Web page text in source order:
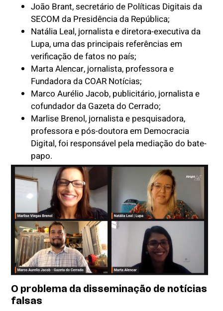
João Brant, secretário de Políticas Digitais da
SECOM da Presidência da República;
Natália Leal, jornalista e diretora-executiva da
Lupa, uma das principais referências em
verificação de fatos no país;
Marta Alencar, jornalista, professora e
Fundadora da COAR Notícias;
Marco Aurélio Jacob, publicitário, jornalista e
cofundador da Gazeta do Cerrado;
Marlise Brenol, jornalista e pesquisadora,
professora e pós-doutora em Democracia
Digital, foi responsável pela mediação do bate-
papo.
O problema da disseminação de notícias
falsas